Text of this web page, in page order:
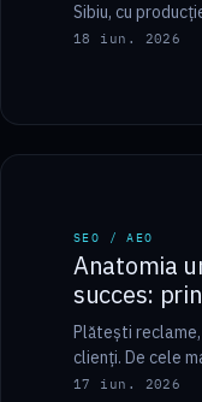
Sibiu, cu
cabinet
18 iun. 2026
SEO / AEO
SEO / AEO
Anatomia
succes:
Plătești
clienți. De cele
ci pagina pe care
17 iun. 2026